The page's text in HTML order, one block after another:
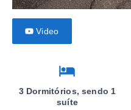
Video
3 Dormitórios, sendo 1
suíte